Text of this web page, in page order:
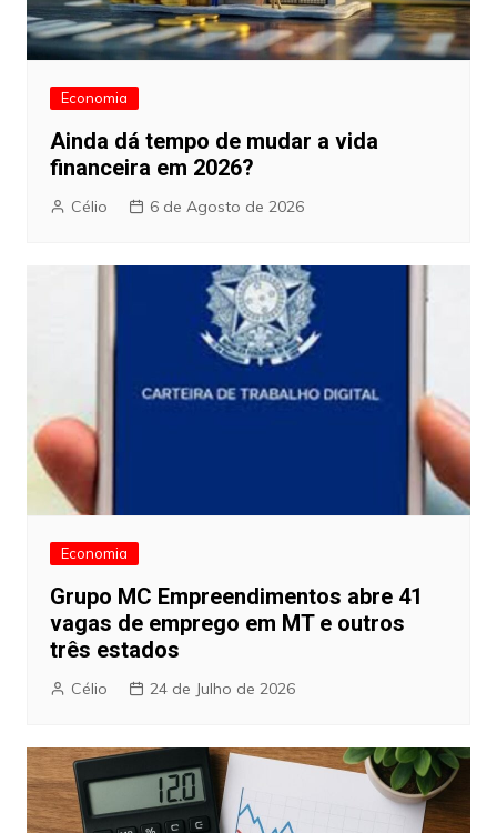
Economia
Ainda dá tempo de mudar a vida
financeira em 2026?
Célio 6 de Agosto de 2026
Economia
Grupo MC Empreendimentos abre 41
vagas de emprego em MT e outros
três estados
Célio 24 de Julho de 2026